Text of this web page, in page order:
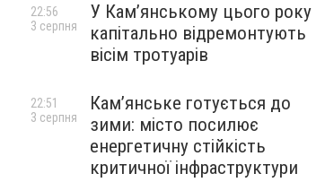
У Кам’янському цього року
капітально відремонтують
вісім тротуарів
22:56
3 серпня
Кам’янське готується до
зими: місто посилює
енергетичну стійкість
критичної інфраструктури
22:51
3 серпня